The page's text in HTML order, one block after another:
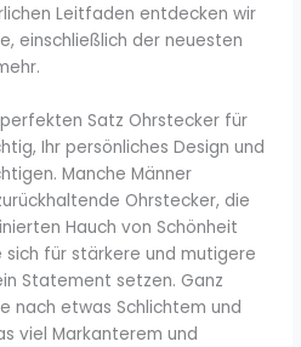
Leitfaden entdecken wir
einschließlich der neuesten
Satz Ohrstecker für
Ihr persönliches Design und
Manche Männer
Ohrstecker, die
Hauch von Schönheit
für stärkere und mutigere
Statement setzen. Ganz
nach etwas Schlichtem und
viel Markanterem und